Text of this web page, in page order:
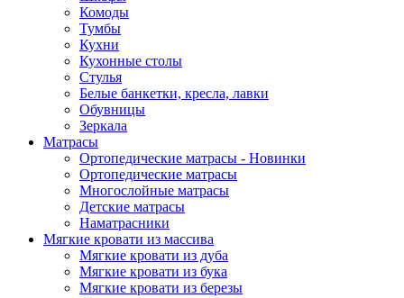
Комоды
Тумбы
Кухни
Кухонные столы
Стулья
Белые банкетки, кресла, лавки
Обувницы
Зеркала
Матрасы
Ортопедические матрасы - Новинки
Ортопедические матрасы
Многослойные матрасы
Детские матрасы
Наматрасники
Мягкие кровати из массива
Мягкие кровати из дуба
Мягкие кровати из бука
Мягкие кровати из березы